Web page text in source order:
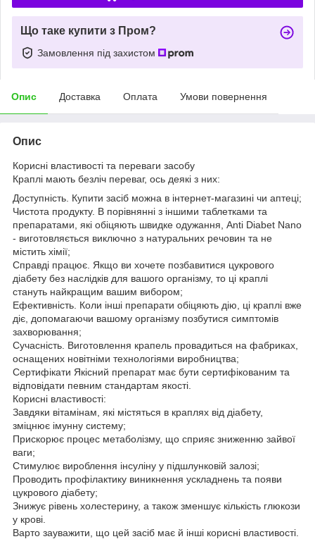
Що таке купити з Пром?
Замовлення під захистом
Опис Доставка Оплата Умови повернення
Опис
Корисні властивості та переваги засобу
Краплі мають безліч переваг, ось деякі з них:
Доступність. Купити засіб можна в інтернет-магазині чи аптеці;
Чистота продукту. В порівнянні з іншими таблетками та
препаратами, які обіцяють швидке одужання, Anti Diabet Nano
- виготовляється виключно з натуральних речовин та не
містить хімії;
Справді працює. Якщо ви хочете позбавитися цукрового
діабету без наслідків для вашого організму, то ці краплі
стануть найкращим вашим вибором;
Ефективність. Коли інші препарати обіцяють дію, ці краплі вже
діє, допомагаючи вашому організму позбутися симптомів
захворювання;
Сучасність. Виготовлення крапель провадиться на фабриках,
оснащених новітніми технологіями виробництва;
Сертифікати Якісний препарат має бути сертифікованим та
відповідати певним стандартам якості.
Корисні властивості:
Завдяки вітамінам, які містяться в краплях від діабету,
зміцнює імунну систему;
Прискорює процес метаболізму, що сприяє зниженню зайвої
ваги;
Стимулює вироблення інсуліну у підшлунковій залозі;
Проводить профілактику виникнення ускладнень та появи
цукрового діабету;
Знижує рівень холестерину, а також зменшує кількість глюкози
у крові.
Варто зауважити, що цей засіб має й інші корисні властивості.